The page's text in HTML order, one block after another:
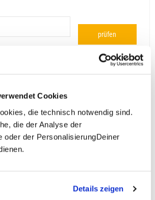
Cookies
die technisch notwendig sind.
die der Analyse der
oder der PersonalisierungDeiner
Details zeigen
prüfen
Zwei gleichgeschlechtliche
die Unterkunft. Wir berechnen (je
entweder den halben, einen
gesamten Einzelzimmerzuschlag.
in, dann erhältst Du den
Seminare sind nicht barrierefrei.